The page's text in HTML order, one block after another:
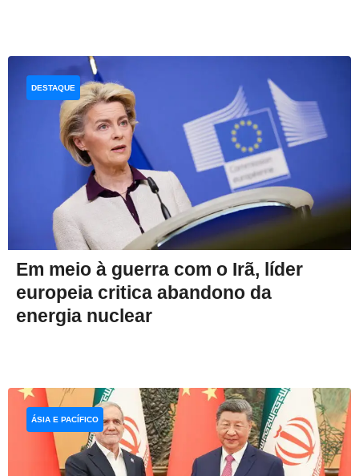
Em meio à guerra com o Irã, líder
europeia critica abandono da
energia nuclear
DESTAQUE
ÁSIA E PACÍFICO